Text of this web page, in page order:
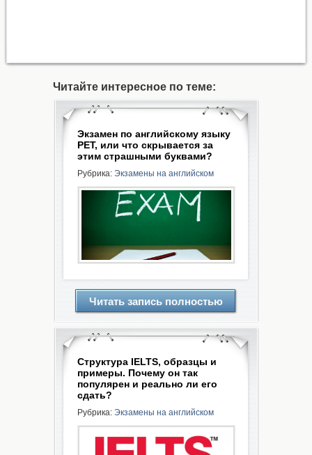
Читайте интересное по теме:
Экзамен по английскому языку
PET, или что скрывается за
этим страшными буквами?
Рубрика: Экзамены на английском
Читать запись полностью
Структура IELTS, образцы и
примеры. Почему он так
популярен и реально ли его
сдать?
Рубрика: Экзамены на английском